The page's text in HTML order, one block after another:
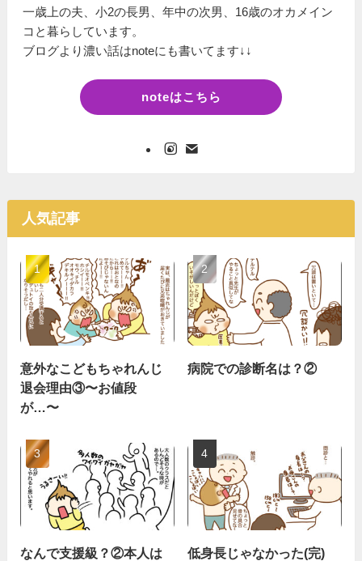
一歳上の夫、小2の長男、年中の次男、16歳のオカメイン
コと暮らしています。
ブログより濃い話はnoteにも書いてます↓↓
noteはこちら
人気記事
意外なこどもちゃれんじ
退会理由③〜お値段
が…〜
病院での診断名は？②
なんで支援級？②本人は
低身長じゃなかった(完)